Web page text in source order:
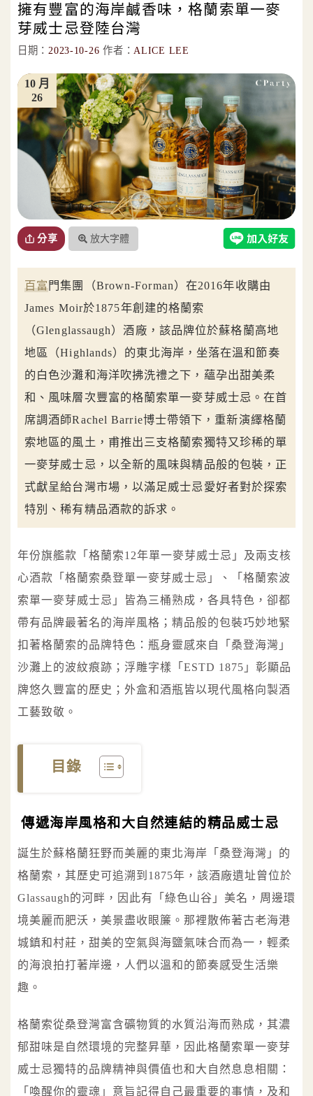
擁有豐富的海岸鹹香味，格蘭索單一麥
芽威士忌登陸台灣
日期： 2023-10-26 作者： ALICE LEE
26
10 月
分享 放大字體
百富門集團（Brown-Forman）在2016年收購由
James Moir於1875年創建的格蘭索
（Glenglassaugh）酒廠，該品牌位於蘇格蘭高地
地區（Highlands）的東北海岸，坐落在溫和節奏
的白色沙灘和海洋吹拂洗禮之下，蘊孕出甜美柔
和、風味層次豐富的格蘭索單一麥芽威士忌。在首
席調酒師Rachel Barrie博士帶領下，重新演繹格蘭
索地區的風土，甫推出三支格蘭索獨特又珍稀的單
一麥芽威士忌，以全新的風味與精品般的包裝，正
式獻呈給台灣市場，以滿足威士忌愛好者對於探索
特別、稀有精品酒款的訴求。
年份旗艦款「格蘭索12年單一麥芽威士忌」及兩支核
心酒款「格蘭索桑登單一麥芽威士忌」、「格蘭索波
索單一麥芽威士忌」皆為三桶熟成，各具特色，卻都
帶有品牌最著名的海岸風格；精品般的包裝巧妙地緊
扣著格蘭索的品牌特色：瓶身靈感來自「桑登海灣」
沙灘上的波紋痕跡；浮雕字樣「ESTD 1875」彰顯品
牌悠久豐富的歷史；外盒和酒瓶皆以現代風格向製酒
工藝致敬。
目錄
傳遞海岸風格和大自然連結的精品威士忌
誕生於蘇格蘭狂野而美麗的東北海岸「桑登海灣」的
格蘭索，其歷史可追溯到1875年，該酒廠遺址曾位於
Glassaugh的河畔，因此有「綠色山谷」美名，周邊環
境美麗而肥沃，美景盡收眼簾。那裡散佈著古老海港
城鎮和村莊，甜美的空氣與海鹽氣味合而為一，輕柔
的海浪拍打著岸邊，人們以溫和的節奏感受生活樂
趣。
格蘭索從桑登灣富含礦物質的水質沿海而熟成，其濃
郁甜味是自然環境的完整昇華，因此格蘭索單一麥芽
威士忌獨特的品牌精神與價值也和大自然息息相關：
「喚醒你的靈魂」意旨記得自己最重要的事情，及和